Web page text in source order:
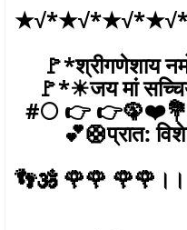
🚩*श्रीगणेशाय
🚩*☀जय मां
#🌕 👉
💕🛟प्रात:
👣🕉️ 🌹🌹 🌹🌹।।